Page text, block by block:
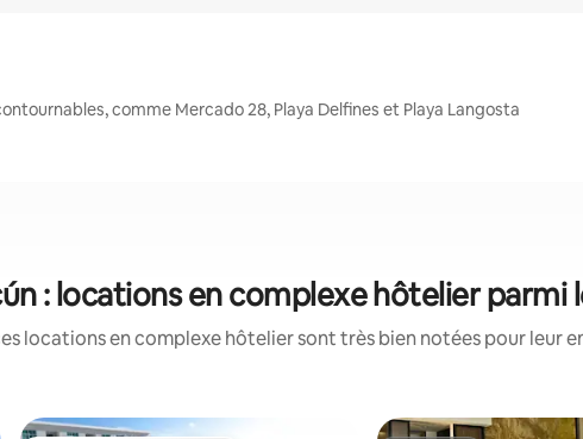
comme Mercado 28, Playa Delfines et Playa Langosta
: locations en complexe hôtelier parmi
locations en complexe hôtelier sont très bien notées pour leur